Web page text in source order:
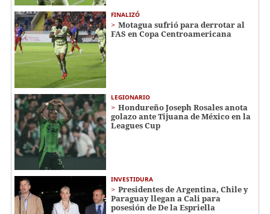
FINALIZÓ
Motagua sufrió para derrotar al
FAS en Copa Centroamericana
LEGIONARIO
Hondureño Joseph Rosales anota
golazo ante Tijuana de México en la
Leagues Cup
INVESTIDURA
Presidentes de Argentina, Chile y
Paraguay llegan a Cali para
posesión de De la Espriella